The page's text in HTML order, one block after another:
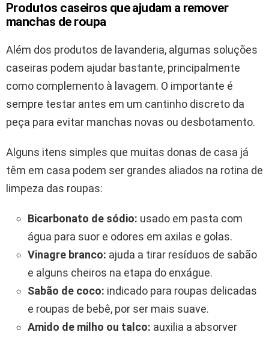
Produtos caseiros que ajudam a remover
manchas de roupa
Além dos produtos de lavanderia, algumas soluções
caseiras podem ajudar bastante, principalmente
como complemento à lavagem. O importante é
sempre testar antes em um cantinho discreto da
peça para evitar manchas novas ou desbotamento.
Alguns itens simples que muitas donas de casa já
têm em casa podem ser grandes aliados na rotina de
limpeza das roupas:
Bicarbonato de sódio: usado em pasta com
água para suor e odores em axilas e golas.
Vinagre branco: ajuda a tirar resíduos de sabão
e alguns cheiros na etapa do enxágue.
Sabão de coco: indicado para roupas delicadas
e roupas de bebê, por ser mais suave.
Amido de milho ou talco: auxilia a absorver